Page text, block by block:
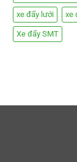
xe đẩy lưới xe
Xe đẩy SMT